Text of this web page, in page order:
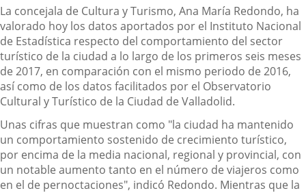
Descripción
La concejala de Cultura y Turismo, Ana María Redondo, ha
valorado hoy los datos aportados por el Instituto Nacional
de Estadística respecto del comportamiento del sector
turístico de la ciudad a lo largo de los primeros seis meses
de 2017, en comparación con el mismo periodo de 2016,
así como de los datos facilitados por el Observatorio
Cultural y Turístico de la Ciudad de Valladolid.
Unas cifras que muestran como "la ciudad ha mantenido
un comportamiento sostenido de crecimiento turístico,
por encima de la media nacional, regional y provincial, con
un notable aumento tanto en el número de viajeros como
en el de pernoctaciones", indicó Redondo. Mientras que la